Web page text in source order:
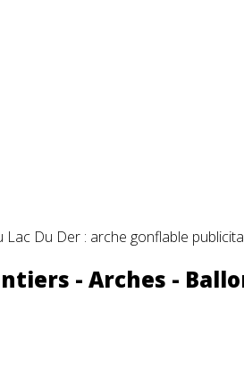
Du Der : arche gonflable
- Arches -